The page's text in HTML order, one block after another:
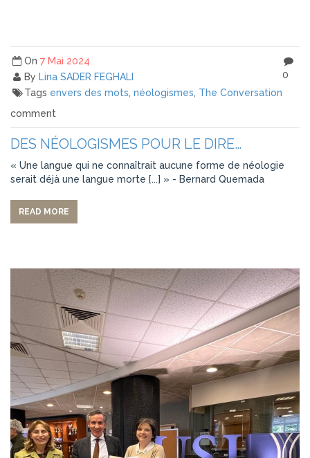
On 7 Mai 2024
By Lina SADER FEGHALI
Tags envers des mots, néologismes, The Conversation
0
comment
DES NÉOLOGISMES POUR LE DIRE…
« Une langue qui ne connaîtrait aucune forme de néologie
serait déjà une langue morte [...] » - Bernard Quemada
READ MORE